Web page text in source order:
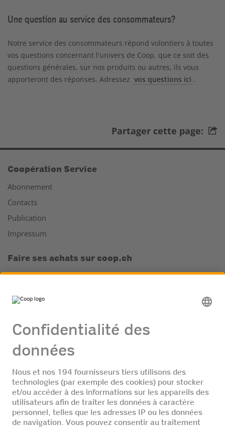
Une question au service des consommateurs?
Notre service des consommateurs répond volontiers à toutes
vos questions concernant l'univers de Coop, que ce soit des
questions générales, sur nos produits ou autres, ils vous
apporteront des réponses. Adressez vos questions ici .
Partager cette page:
Coopération Service
Abonnement
Contacts
Publication
Impressum
Faire ses achats sur coop.ch
Le supermarché en ligne
L'appli Coop
Supercard et Clubs
Supercard
Hello Family
Enterprise
A propos de Coop